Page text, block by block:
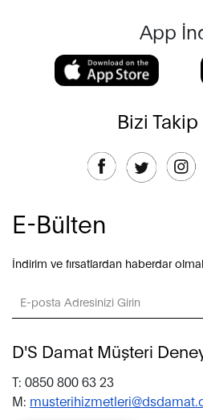
App
Bizi
E-Bülten
İndirim ve fırsatlardan haberdar
D'S Damat Müşteri
T: 0850 800 63 23
M: